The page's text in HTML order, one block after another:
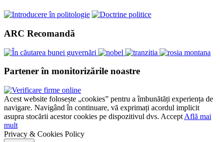
ARC Recomandă
Partener în monitorizările noastre
Acest website folosește „cookies” pentru a îmbunătăți experiența de
navigare. Navigând în continuare, vă exprimați acordul implicit
asupra stocării acestor cookies pe dispozitivul dvs. Accept Află mai
mult
Privacy & Cookies Policy